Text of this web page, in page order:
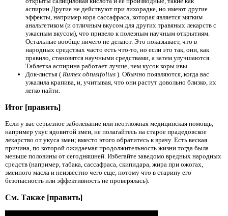
аспирин.Другие не действуют при лихорадке, но имеют другие
эффекты, например кора сассафраса, которая является мягким
анальгетиком (и отличным вкусом для других травяных лекарств с
ужасным вкусом), что привело к полезным научным открытиям.
Остальные вообще ничего не делают. Это показывает, что в
народных средствах часто есть что-то, но если это так, они, как
правило, становятся научными средствами, а затем улучшаются.
Таблетка аспирина работает лучше, чем кусок коры ивы.
Док-листья ( Rumex obtusifolius ). Обычно появляются, когда вас
ужалила крапива, и, учитывая, что они растут довольно близко, их
легко найти.
Итог [править]
Если у вас серьезное заболевание или неотложная медицинская помощь,
например укус ядовитой змеи, не полагайтесь на старое прадедовское
лекарство от укуса змеи; вместо этого обратитесь к врачу. Есть веская
причина, по которой ожидаемая продолжительность жизни тогда была
меньше половины от сегодняшней. Избегайте заведомо вредных народных
средств (например, табака, сассафраса, скипидара, жира при ожогах,
змеиного масла и неизвестно чего еще, потому что в старину его
безопасность или эффективность не проверялась).
См. Также [править]